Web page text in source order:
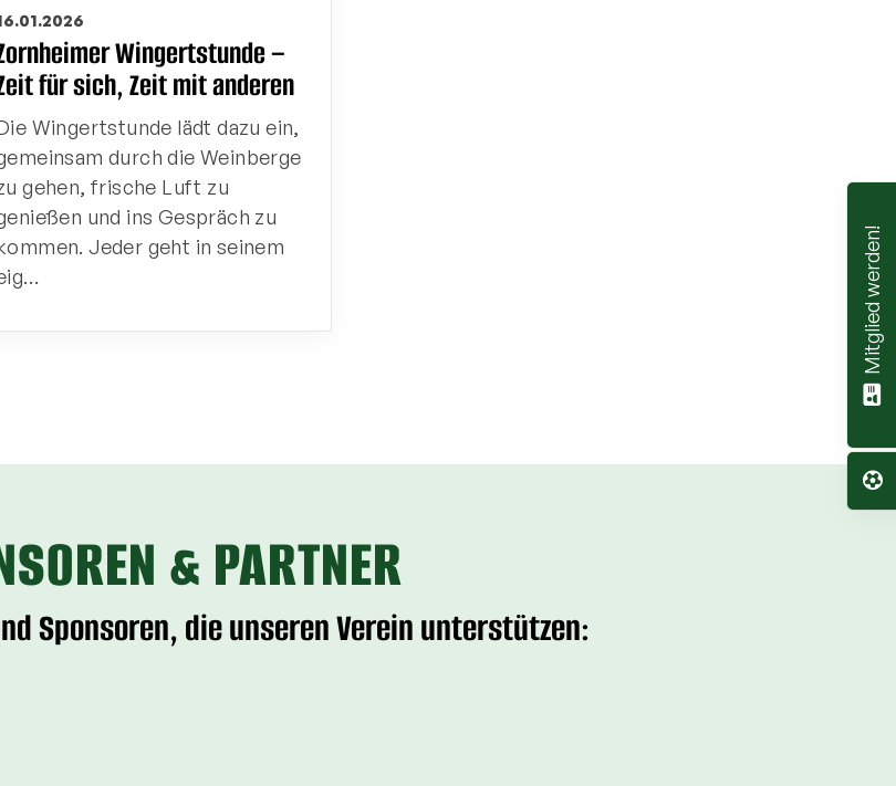
Wingertstunde –
für sich, Zeit mit anderen
Wingertstunde lädt dazu ein,
durch die Weinberge
gehen, frische Luft zu
und ins Gespräch zu
Jeder geht in seinem
& PARTNER
Sponsoren, die unseren Verein unterstützen:
Mitglied werden!